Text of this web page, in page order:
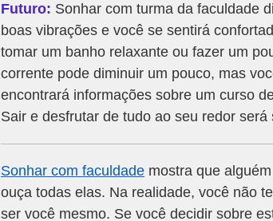
Futuro: Sonhar com turma da faculdade
boas vibrações e você se sentirá
tomar um banho relaxante ou fazer um
corrente pode diminuir um pouco, mas
encontrará informações sobre um curso
Sair e desfrutar de tudo ao seu redor será
Sonhar com faculdade mostra que
ouça todas elas. Na realidade, você não
ser você mesmo. Se você decidir sobre